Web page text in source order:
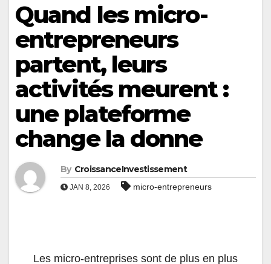
Quand les micro-
entrepreneurs
partent, leurs
activités meurent :
une plateforme
change la donne
By CroissanceInvestissement
JAN 8, 2026 micro-entrepreneurs
Les micro-entreprises sont de plus en plus